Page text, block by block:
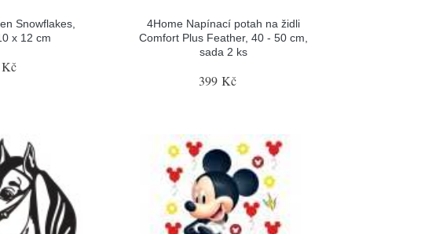
Snowflakes,
x 12 cm
4Home Napínací potah na židli
Comfort Plus Feather, 40 - 50 cm,
sada 2 ks
399 Kč